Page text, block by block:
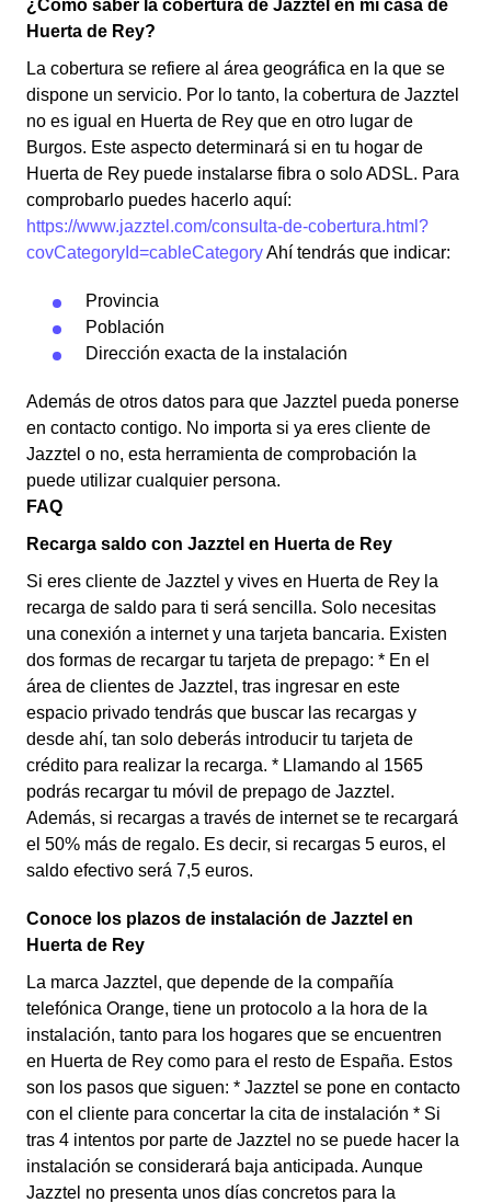
¿Cómo saber la cobertura de Jazztel en mi casa de
Huerta de Rey?
La cobertura se refiere al área geográfica en la que se
dispone un servicio. Por lo tanto, la cobertura de Jazztel
no es igual en Huerta de Rey que en otro lugar de
Burgos. Este aspecto determinará si en tu hogar de
Huerta de Rey puede instalarse fibra o solo ADSL. Para
comprobarlo puedes hacerlo aquí:
https://www.jazztel.com/consulta-de-cobertura.html?
covCategoryId=cableCategoryAhí tendrás que indicar:
Provincia
Población
Dirección exacta de la instalación
Además de otros datos para que Jazztel pueda ponerse
en contacto contigo. No importa si ya eres cliente de
Jazztel o no, esta herramienta de comprobación la
puede utilizar cualquier persona.
FAQ
Recarga saldo con Jazztel en Huerta de Rey
Si eres cliente de Jazztel y vives en Huerta de Rey la
recarga de saldo para ti será sencilla. Solo necesitas
una conexión a internet y una tarjeta bancaria. Existen
dos formas de recargar tu tarjeta de prepago: * En el
área de clientes de Jazztel, tras ingresar en este
espacio privado tendrás que buscar las recargas y
desde ahí, tan solo deberás introducir tu tarjeta de
crédito para realizar la recarga. * Llamando al 1565
podrás recargar tu móvil de prepago de Jazztel.
Además, si recargas a través de internet se te recargará
el 50% más de regalo. Es decir, si recargas 5 euros, el
saldo efectivo será 7,5 euros.
Conoce los plazos de instalación de Jazztel en
Huerta de Rey
La marca Jazztel, que depende de la compañía
telefónica Orange, tiene un protocolo a la hora de la
instalación, tanto para los hogares que se encuentren
en Huerta de Rey como para el resto de España. Estos
son los pasos que siguen: * Jazztel se pone en contacto
con el cliente para concertar la cita de instalación * Si
tras 4 intentos por parte de Jazztel no se puede hacer la
instalación se considerará baja anticipada. Aunque
Jazztel no presenta unos días concretos para la